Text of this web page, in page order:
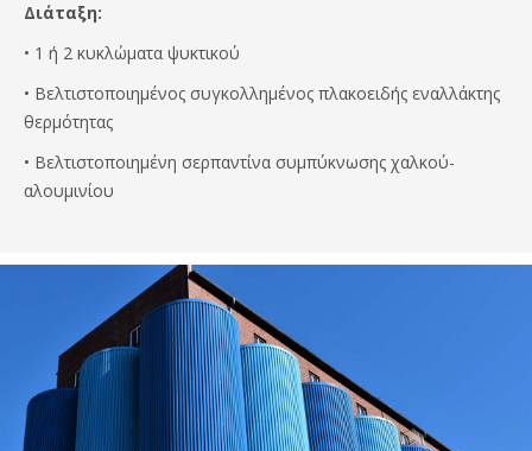
Διάταξη:
• 1 ή 2 κυκλώματα ψυκτικού
• Βελτιστοποιημένος συγκολλημένος πλακοειδής εναλλάκτης
θερμότητας
• Βελτιστοποιημένη σερπαντίνα συμπύκνωσης χαλκού-
αλουμινίου